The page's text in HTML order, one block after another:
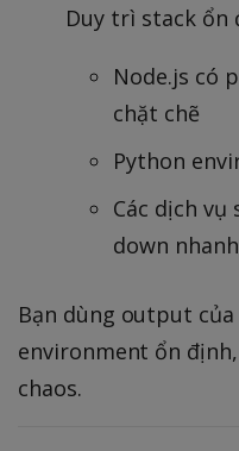
Duy trì stack ổn
Node.js có
chặt chẽ
Python
Các dịch
down
Bạn dùng output
environment ổn
chaos.